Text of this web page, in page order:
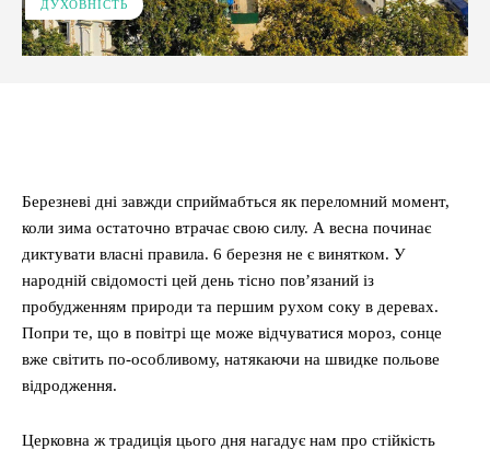
ДУХОВНІСТЬ
Березневі дні завжди сприймабться як переломний момент,
коли зима остаточно втрачає свою силу. А весна починає
диктувати власні правила. 6 березня не є винятком. У
народній свідомості цей день тісно пов’язаний із
пробудженням природи та першим рухом соку в деревах.
Попри те, що в повітрі ще може відчуватися мороз, сонце
вже світить по-особливому, натякаючи на швидке польове
відродження.
Церковна ж традиція цього дня нагадує нам про стійкість